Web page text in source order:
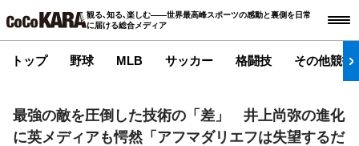
観る､知る､楽しむ――世界最高峰スポーツの感動と裏側を日常
に届ける総合メディア
トップ 野球 MLB サッカー 格闘技 その他競技
最強の敵を圧倒した技術の「差」 井上尚弥の進化
に英メディアも愕然「アフマダリエフは失望するだ